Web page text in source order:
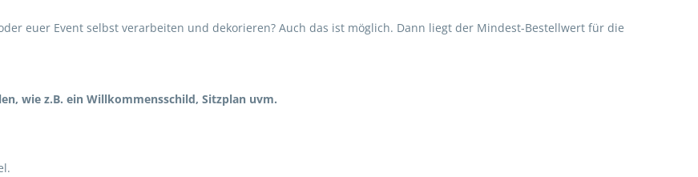
euer Event selbst verarbeiten und dekorieren? Auch das ist möglich. Dann liegt der Mindest-Bestellwert für die
wie z.B. ein Willkommensschild, Sitzplan uvm.